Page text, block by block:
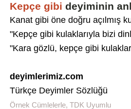
Kepçe gibi deyiminin
Kanat gibi öne doğru açılmış
"Kepçe gibi kulaklarıyla bizi
"Kara gözlü, kepçe gibi
deyimlerimiz.com
Türkçe Deyimler Sözlüğü
Örnek Cümlelerle, TDK Uyumlu